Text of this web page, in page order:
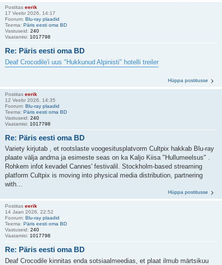
Postitas eerik
17 Veebr 2026, 14:17
Foorum: Blu-ray plaadid
Teema: Päris eesti oma BD
Vastuseid: 240
Vaatamisi: 1017798
Re: Päris eesti oma BD
Deaf Crocodile'i uus "Hukkunud Alpinisti" hotelli treiler
Hüppa postitusse
Postitas eerik
12 Veebr 2026, 14:35
Foorum: Blu-ray plaadid
Teema: Päris eesti oma BD
Vastuseid: 240
Vaatamisi: 1017798
Re: Päris eesti oma BD
Variety kirjutab , et rootslaste voogesitusplatvorm Cultpix hakkab Blu-ray
plaate välja andma ja esimeste seas on ka Kaljo Kiisa "Hullumeelsus" .
Rohkem infot kevadel Cannes' festivalil. Stockholm-based streaming
platform Cultpix is moving into physical media distribution, partnering
with...
Hüppa postitusse
Postitas eerik
14 Jaan 2026, 22:52
Foorum: Blu-ray plaadid
Teema: Päris eesti oma BD
Vastuseid: 240
Vaatamisi: 1017798
Re: Päris eesti oma BD
Deaf Crocodile kinnitas enda sotsiaalmeedias, et plaat ilmub märtsikuu